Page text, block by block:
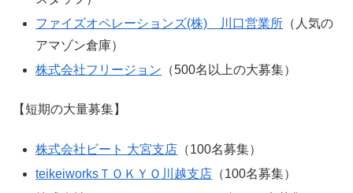
ファイズオペレーションズ(株) 川口営業所 （人気の
アマゾン倉庫）
株式会社フリージョン （500名以上の大募集）
【短期の大量募集】
株式会社ビート 大宮支店 （100名募集）
teikeiworksＴＯＫＹＯ川越支店 （100名募集）